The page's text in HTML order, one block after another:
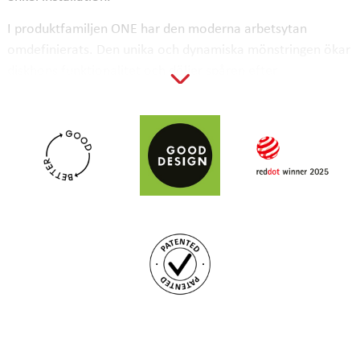
I produktfamiljen ONE har den moderna arbetsytan
diskhons funktionalitet och döljer spåren efter
prisvinnande teknik. På arbetsplatsen skapas mera yta som
i sin tur ger mer utrymme för vardagens alla kökstillbehör.
Det höjer funktionaliteten hos hela köket.
ONE-diskhoarna är utrustade med den helt nya bottensilen
Tack vare installationsmetoden StalaHybrid är diskhon
extremt snabb och enkel att installera. Diskhon kan både